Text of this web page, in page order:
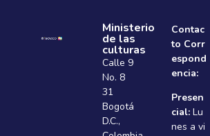
Ministerio
de las
culturas
Calle 9
No. 8
31
Bogotá
D.C.,
Contac
to Corr
espond
encia:
Presen
cial: Lu
nes a vi